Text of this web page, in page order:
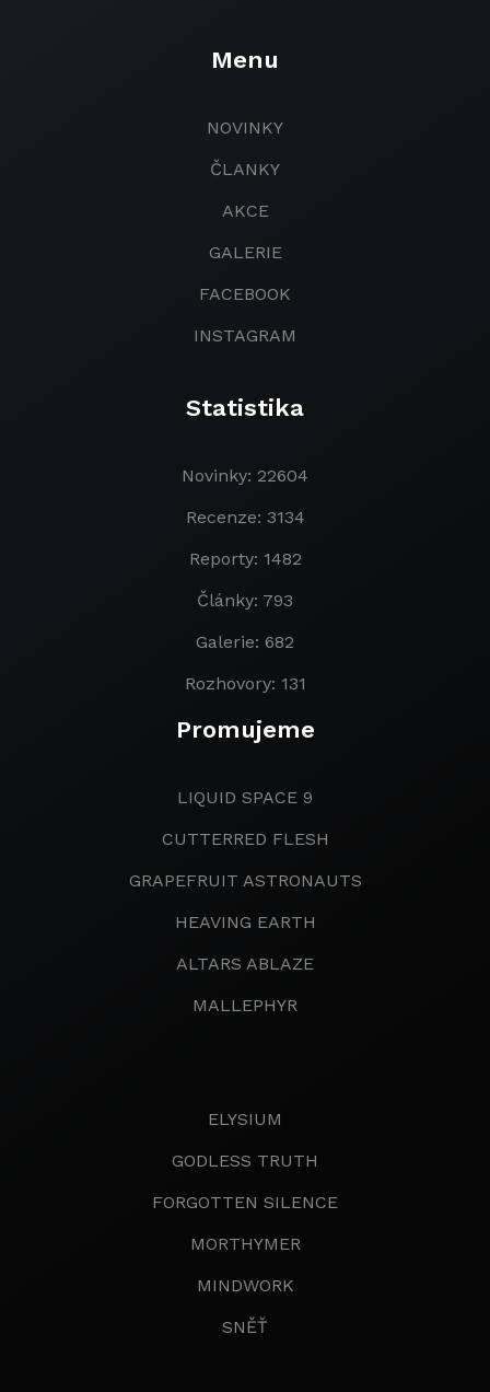
Menu
NOVINKY
ČLANKY
AKCE
GALERIE
FACEBOOK
INSTAGRAM
Statistika
Novinky: 22604
Recenze: 3134
Reporty: 1482
Články: 793
Galerie: 682
Rozhovory: 131
Promujeme
LIQUID SPACE 9
CUTTERRED FLESH
GRAPEFRUIT ASTRONAUTS
HEAVING EARTH
ALTARS ABLAZE
MALLEPHYR
ELYSIUM
GODLESS TRUTH
FORGOTTEN SILENCE
MORTHYMER
MINDWORK
SNĚŤ